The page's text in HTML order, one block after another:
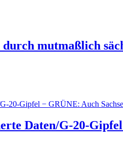
mutmaßlich
Daten/G-20-